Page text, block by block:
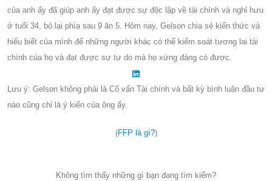
của anh ấy đã giúp anh ấy đạt được sự độc lập về tài chính và nghỉ hưu
ở tuổi 34, bỏ lại phía sau 9 ăn 5. Hôm nay, Gelson chia sẻ kiến thức và
hiểu biết của mình để những người khác có thể kiểm soát tương lai tài
chính của họ và đạt được sự tự do mà họ xứng đáng có được.
Lưu ý: Gelson không phải là Cố vấn Tài chính và bất kỳ bình luận đầu tư
nào cũng chỉ là ý kiến của ông ấy.
(FFP là gì?)
Không tìm thấy những gì bạn đang tìm kiếm?